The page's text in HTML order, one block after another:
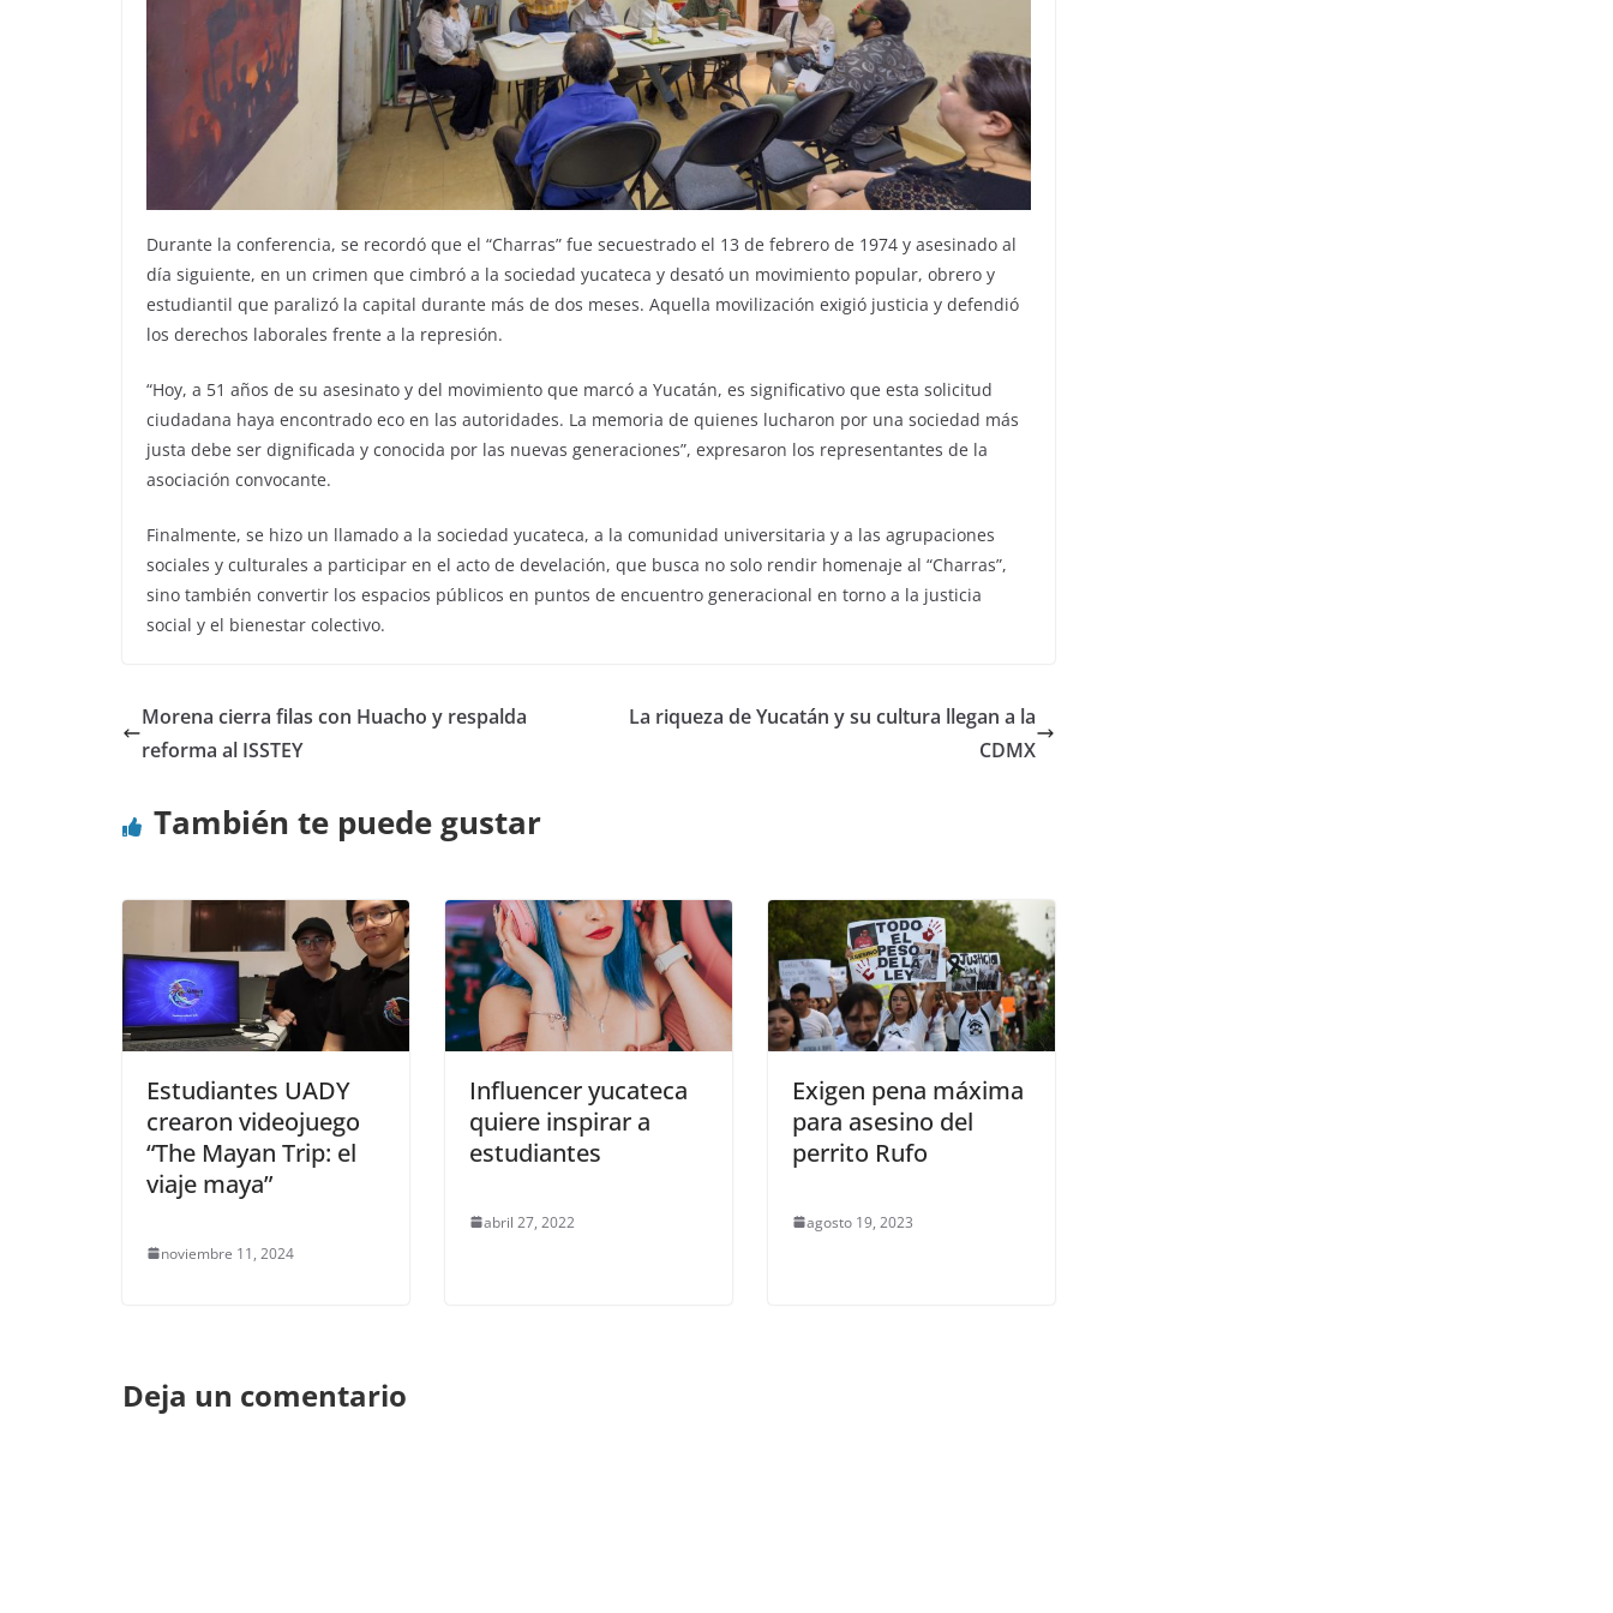
Durante la conferencia, se recordó que el “Charras” fue secuestrado el 13 de febrero de 1974 y asesinado al
día siguiente, en un crimen que cimbró a la sociedad yucateca y desató un movimiento popular, obrero y
estudiantil que paralizó la capital durante más de dos meses. Aquella movilización exigió justicia y defendió
los derechos laborales frente a la represión.
“Hoy, a 51 años de su asesinato y del movimiento que marcó a Yucatán, es significativo que esta solicitud
ciudadana haya encontrado eco en las autoridades. La memoria de quienes lucharon por una sociedad más
justa debe ser dignificada y conocida por las nuevas generaciones”, expresaron los representantes de la
asociación convocante.
Finalmente, se hizo un llamado a la sociedad yucateca, a la comunidad universitaria y a las agrupaciones
sociales y culturales a participar en el acto de develación, que busca no solo rendir homenaje al “Charras”,
sino también convertir los espacios públicos en puntos de encuentro generacional en torno a la justicia
social y el bienestar colectivo.
Morena cierra filas con Huacho y respalda
reforma al ISSTEY
La riqueza de Yucatán y su cultura llegan a la
CDMX
También te puede gustar
Estudiantes UADY
crearon videojuego
“The Mayan Trip: el
viaje maya”
noviembre 11, 2024
Influencer yucateca
quiere inspirar a
estudiantes
abril 27, 2022
Exigen pena máxima
para asesino del
perrito Rufo
agosto 19, 2023
Deja un comentario